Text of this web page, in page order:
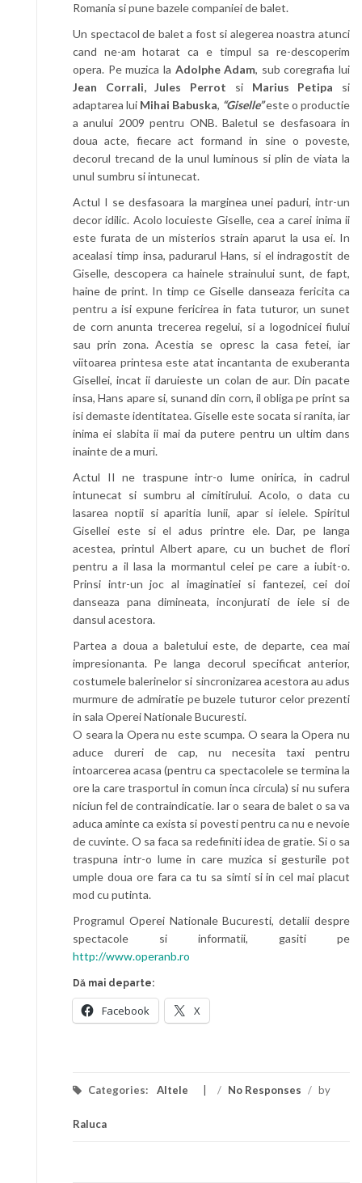
Romania si pune bazele companiei de balet.
Un spectacol de balet a fost si alegerea noastra atunci
cand ne-am hotarat ca e timpul sa re-descoperim
opera. Pe muzica la Adolphe Adam, sub coregrafia lui
Jean Corrali, Jules Perrot siMarius Petipa si
adaptarea lui Mihai Babuska, “Giselle”este o productie
a anului 2009 pentru ONB. Baletul se desfasoara in
doua acte, fiecare act formand in sine o poveste,
decorul trecand de la unul luminous si plin de viata la
unul sumbru si intunecat.
Actul I se desfasoara la marginea unei paduri, intr-un
decor idilic. Acolo locuieste Giselle, cea a carei inima ii
este furata de un misterios strain aparut la usa ei. In
acealasi timp insa, padurarul Hans, si el indragostit de
Giselle, descopera ca hainele strainului sunt, de fapt,
haine de print. In timp ce Giselle danseaza fericita ca
pentru a isi expune fericirea in fata tuturor, un sunet
de corn anunta trecerea regelui, si a logodnicei fiului
sau prin zona. Acestia se opresc la casa fetei, iar
viitoarea printesa este atat incantanta de exuberanta
Gisellei, incat ii daruieste un colan de aur. Din pacate
insa, Hans apare si, sunand din corn, il obliga pe print sa
isi demaste identitatea. Giselle este socata si ranita, iar
inima ei slabita ii mai da putere pentru un ultim dans
inainte de a muri.
Actul II ne traspune intr-o lume onirica, in cadrul
intunecat si sumbru al cimitirului. Acolo, o data cu
lasarea noptii si aparitia lunii, apar si ielele. Spiritul
Gisellei este si el adus printre ele. Dar, pe langa
acestea, printul Albert apare, cu un buchet de flori
pentru a il lasa la mormantul celei pe care a iubit-o.
Prinsi intr-un joc al imaginatiei si fantezei, cei doi
danseaza pana dimineata, inconjurati de iele si de
dansul acestora.
Partea a doua a baletului este, de departe, cea mai
impresionanta. Pe langa decorul specificat anterior,
costumele balerinelor si sincronizarea acestora au adus
murmure de admiratie pe buzele tuturor celor prezenti
in sala Operei Nationale Bucuresti.
O seara la Opera nu este scumpa. O seara la Opera nu
aduce dureri de cap, nu necesita taxi pentru
intoarcerea acasa (pentru ca spectacolele se termina la
ore la care trasportul in comun inca circula) si nu sufera
niciun fel de contraindicatie. Iar o seara de balet o sa va
aduca aminte ca exista si povesti pentru ca nu e nevoie
de cuvinte. O sa faca sa redefiniti idea de gratie. Si o sa
traspuna intr-o lume in care muzica si gesturile pot
umple doua ore fara ca tu sa simti si in cel mai placut
mod cu putinta.
Programul Operei Nationale Bucuresti, detalii despre
spectacole si informatii, gasiti pe
http://www.operanb.ro
Dă mai departe:
Facebook X
Categories: Altele / No Responses / by
Raluca